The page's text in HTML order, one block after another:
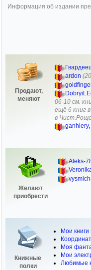
Информация об издании
Продают,
меняют
ardon
06-10 см.
ещё 6 книг
в
ganhlery,
Желают
приобрести
Aleks-
Книжные
полки
Мои книги
Моя
Мои
Любимые